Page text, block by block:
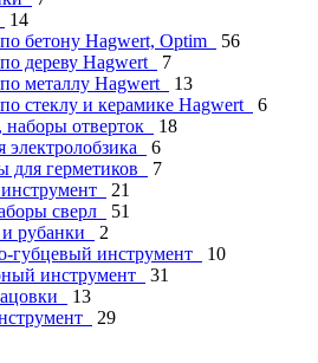
14
бетону Hagwert, Optim
56
дереву Hagwert
7
металлу Hagwert
13
стеклу и керамике Hagwert
6
наборы отверток
18
6
для герметиков
7
21
сверл
51
рубанки
2
губцевый инструмент
10
инструмент
31
13
29